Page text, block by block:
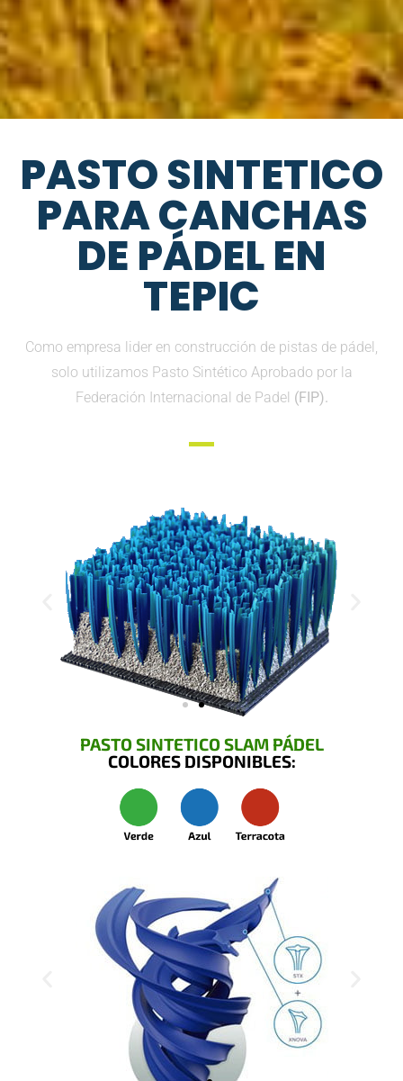
PASTO SINTETICO
PARA CANCHAS
DE PÁDEL EN
TEPIC
Como empresa lider en construcción de pistas de pádel,
solo utilizamos Pasto Sintético Aprobado por la
Federación Internacional de Padel (FIP).
PASTO SINTETICO SLAM PÁDEL
COLORES DISPONIBLES: